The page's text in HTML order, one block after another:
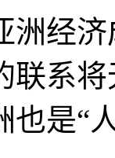
洲经
联系
也是“